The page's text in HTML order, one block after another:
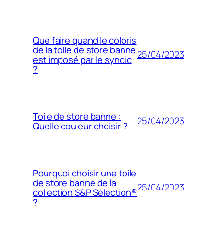
Que faire quand le coloris
de la toile de store banne
est imposé par le syndic
?
25/04/2023
Toile de store banne :
Quelle couleur choisir ? 25/04/2023
Pourquoi choisir une toile
de store banne de la
collection S&P Sélection®
?
25/04/2023